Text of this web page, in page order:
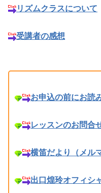
リズムクラスについて
受講者の感想
お申込の前にお読
レッスンのお問合
横笛だより（メル
出口煌玲オフィシ